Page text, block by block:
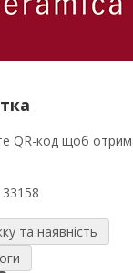
та наявність